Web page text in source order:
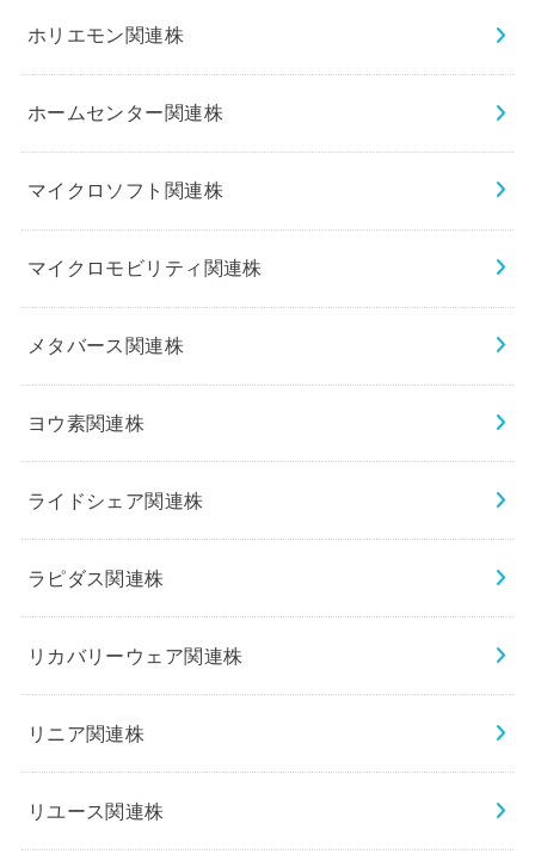
ホリエモン関連株
ホームセンター関連株
マイクロソフト関連株
マイクロモビリティ関連株
メタバース関連株
ヨウ素関連株
ライドシェア関連株
ラピダス関連株
リカバリーウェア関連株
リニア関連株
リユース関連株